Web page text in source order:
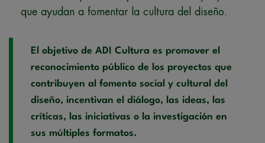
que ayudan a fomentar la cultura del diseño.
El objetivo de ADI Cultura es promover el
reconocimiento público de los proyectos que
contribuyen al fomento social y cultural del
diseño, incentivan el diálogo, las ideas, las
críticas, las iniciativas o la investigación en
sus múltiples formatos.